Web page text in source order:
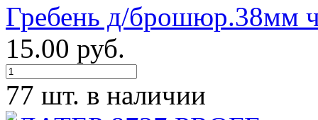
Гребень д/брошюр.38мм
15.00 руб.
77 шт. в наличии